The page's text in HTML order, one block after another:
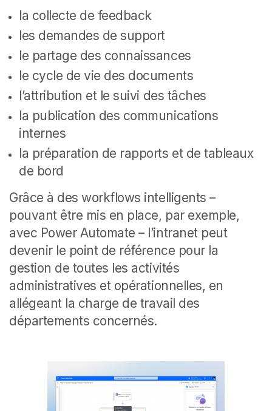
la collecte de feedback
les demandes de support
le partage des connaissances
le cycle de vie des documents
l’attribution et le suivi des tâches
la publication des communications
internes
la préparation de rapports et de tableaux
de bord
Grâce à des workflows intelligents –
pouvant être mis en place, par exemple,
avec Power Automate – l’intranet peut
devenir le point de référence pour la
gestion de toutes les activités
administratives et opérationnelles, en
allégeant la charge de travail des
départements concernés.